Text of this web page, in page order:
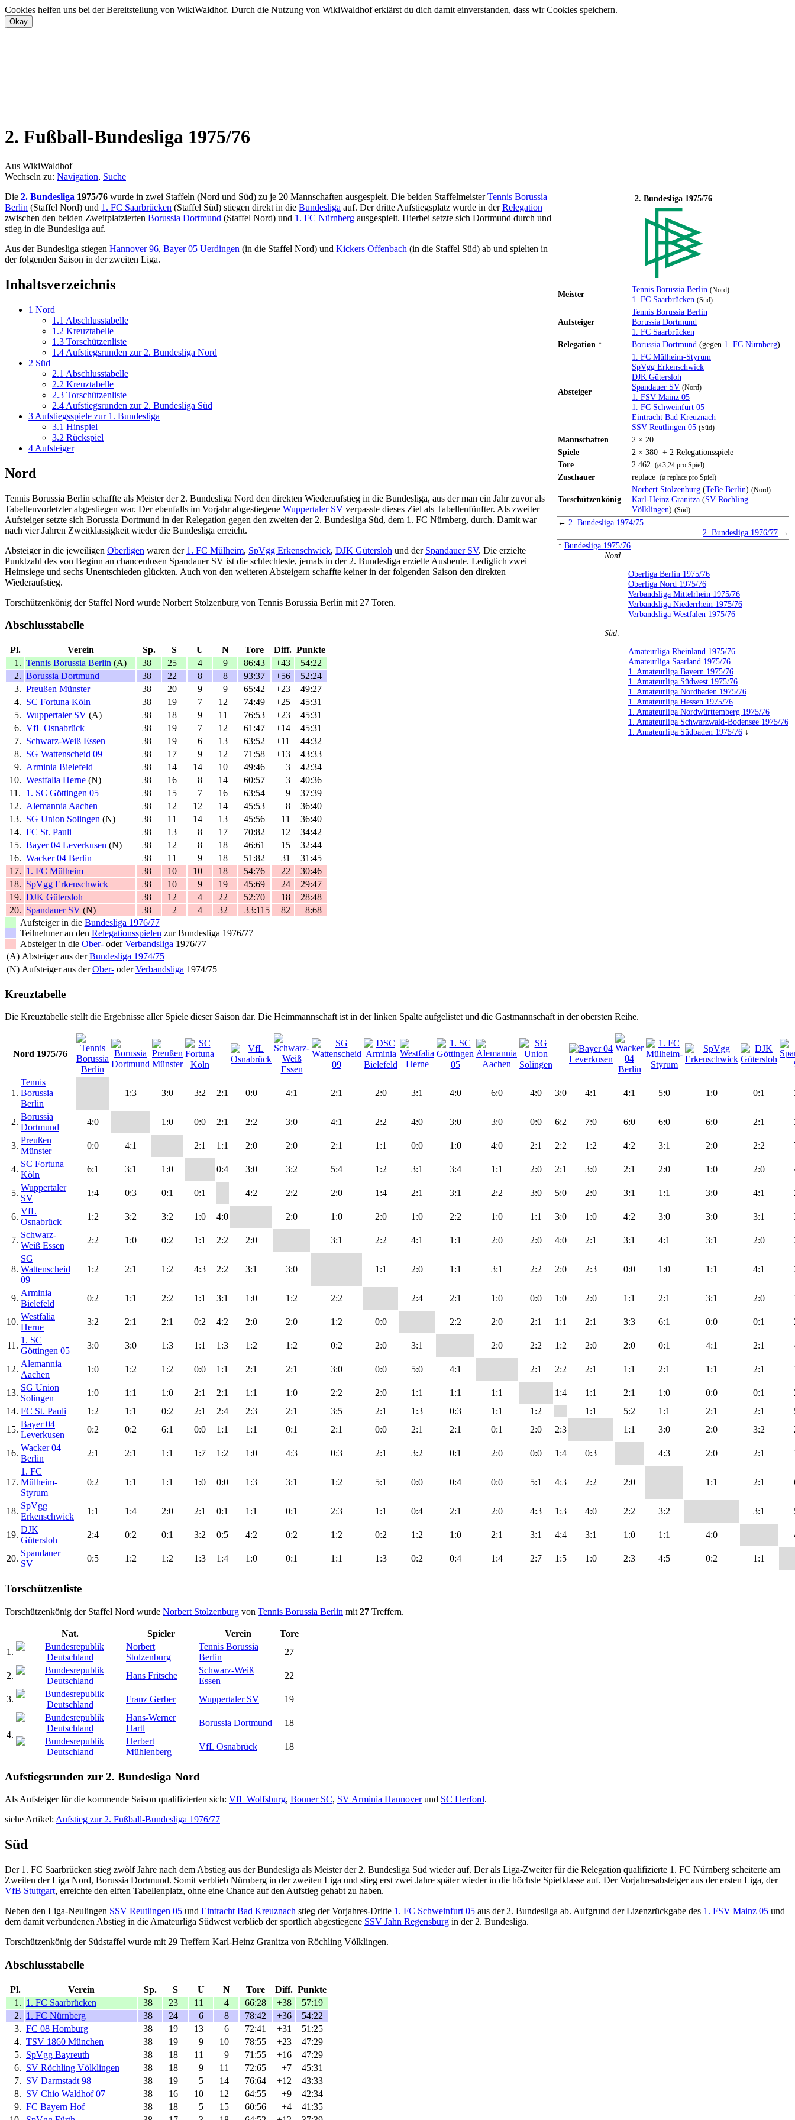
Cookies helfen uns bei der Bereitstellung von WikiWaldhof. Durch die Nutzung von WikiWaldhof erklärst du dich damit einverstanden, dass wir Cookies speichern.
2. Fußball-Bundesliga 1975/76
Aus WikiWaldhof
Wechseln zu: Navigation, Suche
2. Bundesliga 1975/76
Meister Tennis Borussia Berlin (Nord)
1. FC Saarbrücken (Süd)
Aufsteiger
Tennis Borussia Berlin
Borussia Dortmund
1. FC Saarbrücken
Relegation ↑
Borussia Dortmund (gegen 1. FC Nürnberg)
Absteiger
1. FC Mülheim-Styrum
SpVgg Erkenschwick
DJK Gütersloh
Spandauer SV (Nord)
1. FSV Mainz 05
1. FC Schweinfurt 05
Eintracht Bad Kreuznach
SSV Reutlingen 05 (Süd)
Mannschaften
2 × 20
Spiele
2 × 380 + 2 Relegationsspiele
Tore
2.462 (ø 3,24 pro Spiel)
Zuschauer replace (ø replace pro Spiel)
Torschützenkönig
Norbert Stolzenburg (TeBe Berlin) (Nord)
Karl-Heinz Granitza (SV Röchling
Völklingen) (Süd)
← 2. Bundesliga 1974/75
2. Bundesliga 1976/77 →
↑ Bundesliga 1975/76
Nord
Oberliga Berlin 1975/76
Oberliga Nord 1975/76
Verbandsliga Mittelrhein 1975/76
Verbandsliga Niederrhein 1975/76
Verbandsliga Westfalen 1975/76
Süd:
Amateurliga Rheinland 1975/76
Amateurliga Saarland 1975/76
1. Amateurliga Bayern 1975/76
1. Amateurliga Südwest 1975/76
1. Amateurliga Nordbaden 1975/76
1. Amateurliga Hessen 1975/76
1. Amateurliga Nordwürttemberg 1975/76
1. Amateurliga Schwarzwald-Bodensee 1975/76
1. Amateurliga Südbaden 1975/76 ↓
Die 2. Bundesliga 1975/76 wurde in zwei Staffeln (Nord und Süd) zu je 20 Mannschaften ausgespielt. Die beiden StaffelmeisterTennis Borussia
Berlin (Staffel Nord) und 1. FC Saarbrücken (Staffel Süd) stiegen direkt in die Bundesliga auf. Der dritte Aufstiegsplatz wurde in derRelegation
zwischen den beiden Zweitplatzierten Borussia Dortmund (Staffel Nord) und 1. FC Nürnberg ausgespielt. Hierbei setzte sich Dortmund durch und
stieg in die Bundesliga auf.
Aus der Bundesliga stiegen Hannover 96, Bayer 05 Uerdingen (in die Staffel Nord) und Kickers Offenbach (in die Staffel Süd) ab und spielten in
der folgenden Saison in der zweiten Liga.
Inhaltsverzeichnis
1 Nord
1.1 Abschlusstabelle
1.2 Kreuztabelle
1.3 Torschützenliste
1.4 Aufstiegsrunden zur 2. Bundesliga Nord
2 Süd
2.1 Abschlusstabelle
2.2 Kreuztabelle
2.3 Torschützenliste
2.4 Aufstiegsrunden zur 2. Bundesliga Süd
3 Aufstiegsspiele zur 1. Bundesliga
3.1 Hinspiel
3.2 Rückspiel
4 Aufsteiger
Nord
Tennis Borussia Berlin schaffte als Meister der 2. Bundesliga Nord den direkten Wiederaufstieg in die Bundesliga, aus der man ein Jahr zuvor als
Tabellenvorletzter abgestiegen war. Der ebenfalls im Vorjahr abgestiegene Wuppertaler SV verpasste dieses Ziel als Tabellenfünfter. Als zweiter
Aufsteiger setzte sich Borussia Dortmund in der Relegation gegen den zweiten der 2. Bundesliga Süd, dem 1. FC Nürnberg, durch. Damit war
nach vier Jahren Zweitklassigkeit wieder die Bundesliga erreicht.
Absteiger in die jeweiligen Oberligen waren der 1. FC Mülheim, SpVgg Erkenschwick, DJK Gütersloh und der Spandauer SV. Die erzielte
Punktzahl des von Beginn an chancenlosen Spandauer SV ist die schlechteste, jemals in der 2. Bundesliga erzielte Ausbeute. Lediglich zwei
Heimsiege und sechs Unentschieden glückten. Auch von den weiteren Absteigern schaffte keiner in der folgenden Saison den direkten
Wiederaufstieg.
Torschützenkönig der Staffel Nord wurde Norbert Stolzenburg von Tennis Borussia Berlin mit 27 Toren.
Abschlusstabelle
Pl. Verein Sp. S U N Tore Diff. Punkte
1. Tennis Borussia Berlin (A) 38 25 4 9 86:43 +43
54:22
2. Borussia Dortmund 38 22 8 8 93:37 +56
52:24
3. Preußen Münster 38 20 9 9 65:42 +23
49:27
4. SC Fortuna Köln 38 19 7 12 74:49 +25
45:31
5. Wuppertaler SV (A) 38 18 9 11 76:53 +23
45:31
6. VfL Osnabrück 38 19 7 12 61:47 +14
45:31
7. Schwarz-Weiß Essen 38 19 6 13 63:52 +11
44:32
8. SG Wattenscheid 09 38 17 9 12 71:58 +13
43:33
9. Arminia Bielefeld 38 14 14 10 49:46 +3
42:34
10. Westfalia Herne (N) 38 16 8 14 60:57 +3
40:36
11.
1. SC Göttingen 05 38 15 7 16 63:54 +9
37:39
12. Alemannia Aachen 38 12 12 14 45:53 −8
36:40
13. SG Union Solingen (N) 38 11 14 13 45:56 −11
36:40
14. FC St. Pauli 38 13 8 17 70:82 −12
34:42
15. Bayer 04 Leverkusen (N) 38 12 8 18 46:61 −15
32:44
16. Wacker 04 Berlin 38 11 9 18 51:82 −31
31:45
17. 1. FC Mülheim 38 10 10 18 54:76 −22
30:46
18. SpVgg Erkenschwick 38 10 9 19 45:69 −24
29:47
19. DJK Gütersloh 38 12 4 22 52:70 −18
28:48
20. Spandauer SV (N) 38 2 4 32 33:115 −82
8:68
Aufsteiger in die Bundesliga 1976/77
Teilnehmer an den Relegationsspielen zur Bundesliga 1976/77
Absteiger in die Ober-oderVerbandsliga 1976/77
(A) Absteiger aus derBundesliga 1974/75
(N) Aufsteiger aus derOber- oderVerbandsliga 1974/75
Kreuztabelle
Die Kreuztabelle stellt die Ergebnisse aller Spiele dieser Saison dar. Die Heimmannschaft ist in der linken Spalte aufgelistet und die Gastmannschaft in der obersten Reihe.
Nord 1975/76
1.
Tennis
Borussia
Berlin
1:3 3:0 3:2 2:1 0:0 4:1 2:1 2:0 3:1 4:0 6:0 4:0 3:0 4:1 4:1 5:0 1:0 0:1
2.
Borussia
Dortmund
4:0 1:0 0:0 2:1 2:2 3:0 4:1 2:2 4:0 3:0 3:0 0:0 6:2 7:0 6:0 6:0 6:0 2:1
3.
Preußen
Münster
0:0 4:1 2:1 1:1 2:0 2:0 2:1 1:1 0:0 1:0 4:0 2:1 2:2 1:2 4:2 3:1 2:0 2:2
4.
SC Fortuna
Köln
6:1 3:1 1:0 0:4 3:0 3:2 5:4 1:2 3:1 3:4 1:1 2:0 2:1 3:0 2:1 2:0 1:0 2:0
5.
Wuppertaler
SV
1:4 0:3 0:1 0:1 4:2 2:2 2:0 1:4 2:1 3:1 2:2 3:0 5:0 2:0 3:1 1:1 3:0 4:1
6.
VfL
Osnabrück
1:2 3:2 3:2 1:0 4:0 2:0 1:0 2:0 1:0 2:2 1:0 1:1 3:0 1:0 4:2 3:0 3:0 3:1
7.
Schwarz-
Weiß Essen
2:2 1:0 0:2 1:1 2:2 2:0 3:1 2:2 4:1 1:1 2:0 2:0 4:0 2:1 3:1 4:1 3:1 2:0
8.
SG
Wattenscheid
09
1:2 2:1 1:2 4:3 2:2 3:1 3:0 1:1 2:0 1:1 3:1 2:2 2:0 2:3 0:0 1:0 1:1 4:1
9.
Arminia
Bielefeld
0:2 1:1 2:2 1:1 3:1 1:0 1:2 2:2 2:4 2:1 1:0 0:0 1:0 2:0 1:1 2:1 3:1 2:0
10.
Westfalia
Herne
3:2 2:1 2:1 0:2 4:2 2:0 2:0 1:2 0:0 2:2 2:0 2:1 1:1 2:1 3:3 6:1 0:0 0:1
11.
1. SC
Göttingen 05
3:0 3:0 1:3 1:1 1:3 1:2 1:2 0:2 2:0 3:1 2:0 2:2 1:2 2:0 2:0 0:1 4:1 2:1
12.
Alemannia
Aachen
1:0 1:2 1:2 0:0 1:1 2:1 2:1 3:0 0:0 5:0 4:1 2:1 2:2 2:1 1:1 2:1 1:1 2:1
13.
SG Union
Solingen
1:0 1:1 1:0 2:1 2:1 1:1 1:0 2:2 2:0 1:1 1:1 1:1 1:4 1:1 2:1 1:0 0:0 0:1
14. FC St. Pauli 1:2 1:1 0:2 2:1 2:4 2:3 2:1 3:5 2:1 1:3 0:3 1:1 1:2 1:1 5:2 1:1 2:1 2:1
15.
Bayer 04
Leverkusen
0:2 0:2 6:1 0:0 1:1 1:1 0:1 2:1 0:0 2:1 2:1 0:1 2:0 2:3 1:1 3:0 2:0 3:2
16.
Wacker 04
Berlin
2:1 2:1 1:1 1:7 1:2 1:0 4:3 0:3 2:1 3:2 0:1 2:0 0:0 1:4 0:3 4:3 2:0 2:1
17.
1. FC
Mülheim-
Styrum
0:2 1:1 1:1 1:0 0:0 1:3 3:1 1:2 5:1 0:0 0:4 0:0 5:1 4:3 2:2 2:0 1:1 2:1
18.
SpVgg
Erkenschwick
1:1 1:4 2:0 2:1 0:1 1:1 0:1 2:3 1:1 0:4 2:1 2:0 4:3 1:3 4:0 2:2 3:2 3:1
19.
DJK
Gütersloh
2:4 0:2 0:1 3:2 0:5 4:2 0:2 1:2 0:2 1:2 1:0 2:1 3:1 4:4 3:1 1:0 1:1 4:0
20.
Spandauer
SV
0:5 1:2 1:2 1:3 1:4 1:0 0:1 1:1 1:3 0:2 0:4 1:4 2:7 1:5 1:0 2:3 4:5 0:2 1:1
Torschützenliste
Torschützenkönig der Staffel Nord wurde Norbert Stolzenburg von Tennis Borussia Berlin mit 27 Treffern.
Nat. Spieler Verein
Tore
1.
Norbert
Stolzenburg
Tennis Borussia
Berlin
27
2. Hans Fritsche
Schwarz-Weiß
Essen
22
3. Franz Gerber Wuppertaler SV 19
4.
Hans-Werner
Hartl
Borussia Dortmund
18
Herbert
Mühlenberg
VfL Osnabrück 18
Aufstiegsrunden zur 2. Bundesliga Nord
Als Aufsteiger für die kommende Saison qualifizierten sich: VfL Wolfsburg, Bonner SC, SV Arminia Hannoverund SC Herford.
siehe Artikel: Aufstieg zur 2. Fußball-Bundesliga 1976/77
Süd
Der 1. FC Saarbrücken stieg zwölf Jahre nach dem Abstieg aus der Bundesliga als Meister der 2. Bundesliga Süd wieder auf. Der als Liga-Zweiter für die Relegation qualifizierte 1. FC Nürnberg scheiterte am
Zweiten der Liga Nord, Borussia Dortmund. Somit verblieb Nürnberg in der zweiten Liga und stieg erst zwei Jahre später wieder in die höchste Spielklasse auf. Der Vorjahresabsteiger aus der ersten Liga, der
VfB Stuttgart, erreichte den elften Tabellenplatz, ohne eine Chance auf den Aufstieg gehabt zu haben.
Neben den Liga-Neulingen SSV Reutlingen 05 und Eintracht Bad Kreuznach stieg der Vorjahres-Dritte 1. FC Schweinfurt 05 aus der 2. Bundesliga ab. Aufgrund der Lizenzrückgabe des 1. FSV Mainz 05 und
dem damit verbundenen Abstieg in die Amateurliga Südwest verblieb der sportlich abgestiegene SSV Jahn Regensburg in der 2. Bundesliga.
Torschützenkönig der Südstaffel wurde mit 29 Treffern Karl-Heinz Granitza von Röchling Völklingen.
Abschlusstabelle
Pl. Verein Sp. S U N Tore Diff. Punkte
1. 1. FC Saarbrücken 38 23 11 4 66:28 +38
57:19
2. 1. FC Nürnberg 38 24 6 8 78:42 +36
54:22
3. FC 08 Homburg 38 19 13 6 72:41 +31
51:25
4. TSV 1860 München 38 19 9 10 78:55 +23
47:29
5. SpVgg Bayreuth 38 18 11 9 71:55 +16
47:29
6. SV Röchling Völklingen 38 18 9 11 72:65 +7
45:31
7. SV Darmstadt 98 38 19 5 14 76:64 +12
43:33
8. SV Chio Waldhof 07 38 16 10 12 64:55 +9
42:34
9. FC Bayern Hof 38 18 5 15 60:56 +4
41:35